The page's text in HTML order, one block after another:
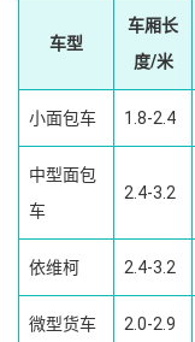
车型
车厢长
度/米
小面包车 1.8-2.4
中型面包
车
2.4-3.2
依维柯 2.4-3.2
微型货车 2.0-2.9